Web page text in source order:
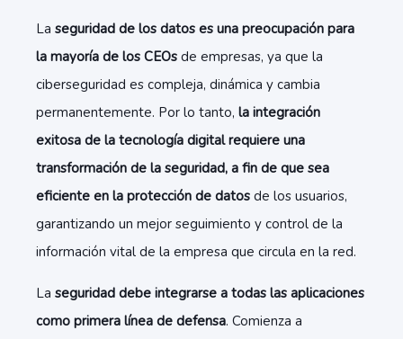
La seguridad de los datos es una preocupación para
la mayoría de los CEOs de empresas, ya que la
ciberseguridad es compleja, dinámica y cambia
permanentemente. Por lo tanto, la integración
exitosa de la tecnología digital requiere una
transformación de la seguridad, a fin de que sea
eficiente en la protección de datos de los usuarios,
garantizando un mejor seguimiento y control de la
información vital de la empresa que circula en la red.
La seguridad debe integrarse a todas las aplicaciones
como primera línea de defensa. Comienza a